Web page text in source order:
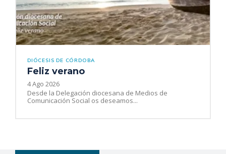
DIÓCESIS DE CÓRDOBA
Feliz verano
4 Ago 2026
Desde la Delegación diocesana de Medios de
Comunicación Social os deseamos...